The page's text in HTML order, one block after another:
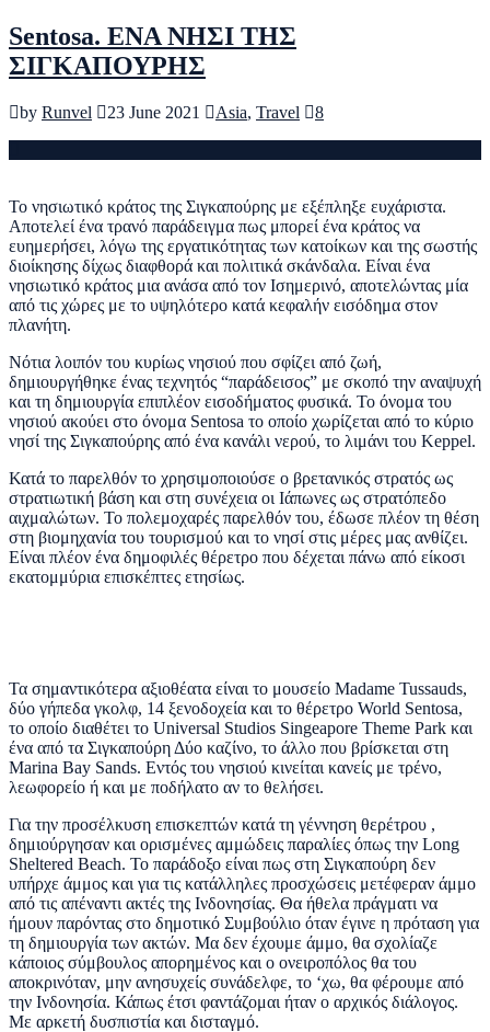
Sentosa. ΕΝΑ ΝΗΣΙ ΤΗΣ
ΣΙΓΚΑΠΟΥΡΗΣ
by Runvel 23 June 2021 Asia, Travel 8
Το νησιωτικό κράτος της Σιγκαπούρης με εξέπληξε ευχάριστα.
Αποτελεί ένα τρανό παράδειγμα πως μπορεί ένα κράτος να
ευημερήσει, λόγω της εργατικότητας των κατοίκων και της σωστής
διοίκησης δίχως διαφθορά και πολιτικά σκάνδαλα. Είναι ένα
νησιωτικό κράτος μια ανάσα από τον Ισημερινό, αποτελώντας μία
από τις χώρες με το υψηλότερο κατά κεφαλήν εισόδημα στον
πλανήτη.
Νότια λοιπόν του κυρίως νησιού που σφίζει από ζωή,
δημιουργήθηκε ένας τεχνητός “παράδεισος” με σκοπό την αναψυχή
και τη δημιουργία επιπλέον εισοδήματος φυσικά. To όνομα του
νησιού ακούει στο όνομα Sentosa το οποίο χωρίζεται από το κύριο
νησί της Σιγκαπούρης από ένα κανάλι νερού, το λιμάνι του Keppel.
Κατά το παρελθόν το χρησιμοποιούσε ο βρετανικός στρατός ως
στρατιωτική βάση και στη συνέχεια οι Ιάπωνες ως στρατόπεδο
αιχμαλώτων. Το πολεμοχαρές παρελθόν του, έδωσε πλέον τη θέση
στη βιομηχανία του τουρισμού και το νησί στις μέρες μας ανθίζει.
Είναι πλέον ένα δημοφιλές θέρετρο που δέχεται πάνω από είκοσι
εκατομμύρια επισκέπτες ετησίως.
Τα σημαντικότερα αξιοθέατα είναι το μουσείο Madame Tussauds,
δύο γήπεδα γκολφ, 14 ξενοδοχεία και το θέρετρο World Sentosa,
το οποίο διαθέτει το Universal Studios Singeapore Theme Park και
ένα από τα Σιγκαπούρη Δύο καζίνο, το άλλο που βρίσκεται στη
Marina Bay Sands. Εντός του νησιού κινείται κανείς με τρένο,
λεωφορείο ή και με ποδήλατο αν το θελήσει.
Για την προσέλκυση επισκεπτών κατά τη γέννηση θερέτρου ,
δημιούργησαν και ορισμένες αμμώδεις παραλίες όπως την Long
Sheltered Beach. Το παράδοξο είναι πως στη Σιγκαπούρη δεν
υπήρχε άμμος και για τις κατάλληλες προσχώσεις μετέφεραν άμμο
από τις απέναντι ακτές της Ινδονησίας. Θα ήθελα πράγματι να
ήμουν παρόντας στο δημοτικό Συμβούλιο όταν έγινε η πρόταση για
τη δημιουργία των ακτών. Μα δεν έχουμε άμμο, θα σχολίαζε
κάποιος σύμβουλος απορημένος και ο ονειροπόλος θα του
αποκρινόταν, μην ανησυχείς συνάδελφε, το ‘χω, θα φέρουμε από
την Ινδονησία. Κάπως έτσι φαντάζομαι ήταν ο αρχικός διάλογος.
Με αρκετή δυσπιστία και δισταγμό.